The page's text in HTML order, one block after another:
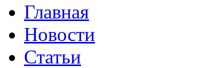
Главная
Новости
Статьи